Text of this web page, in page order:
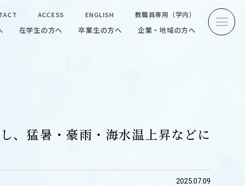
ACCESS ENGLISH 教職員専用（学内）
在学生の方へ 卒業生の方へ 企業・地域の方へ
INTERVIEW
、猛暑・豪雨・海水温上昇などに
2025.07.09